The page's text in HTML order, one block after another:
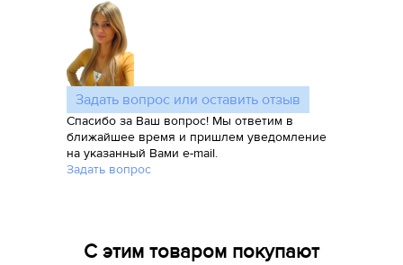
Задать вопрос или оставить отзыв
Спасибо за Ваш вопрос! Мы ответим в
ближайшее время и пришлем уведомление
на указанный Вами e-mail.
Задать вопрос
С этим товаром покупают